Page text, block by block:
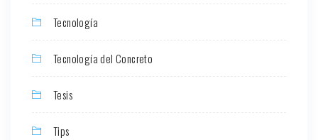
Tecnología
Tecnología del Concreto
Tesis
Tips